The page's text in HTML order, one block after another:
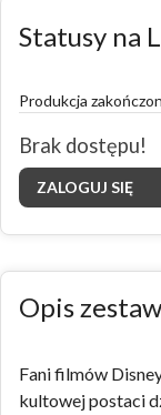
Statusy na
Produkcja
Brak dostępu!
ZALOGUJ SIĘ
Opis
Fani filmów
kultowej postaci